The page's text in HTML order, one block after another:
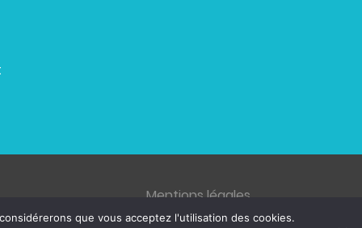
Mentions légales
que vous acceptez l'utilisation des cookies.